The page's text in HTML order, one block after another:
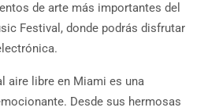
de arte más importantes del
Festival, donde podrás disfrutar
aire libre en Miami es una
Desde sus hermosas